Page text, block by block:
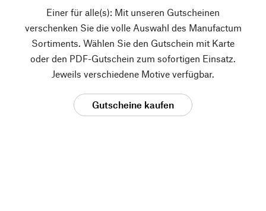
Einer für alle(s): Mit unseren Gutscheinen
verschenken Sie die volle Auswahl des Manufactum
Sortiments. Wählen Sie den Gutschein mit Karte
oder den PDF-Gutschein zum sofortigen Einsatz.
Jeweils verschiedene Motive verfügbar.
Gutscheine kaufen